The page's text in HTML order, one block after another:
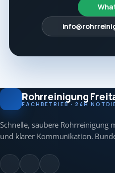
Rohrreinigung
FACHBETRIEB · 24H
Schnelle, saubere Rohrreinigung
und klarer Kommunikation.